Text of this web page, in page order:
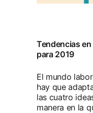
Tendencias
para 2019
El mundo
hay que
las cuatro
manera en la